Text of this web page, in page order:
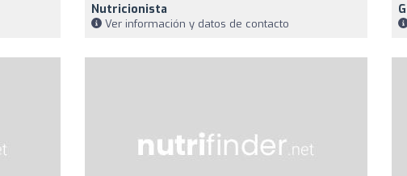
Nutricionista
Ver información y datos de contacto